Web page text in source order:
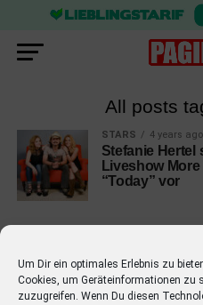
Um Dir ein optimales Erlebnis zu
Cookies, um Geräteinformationen zu
zuzugreifen. Wenn Du diesen
All posts
STARS 4 years ago
Stefanie Hertel
Liveshow
“Today” vor